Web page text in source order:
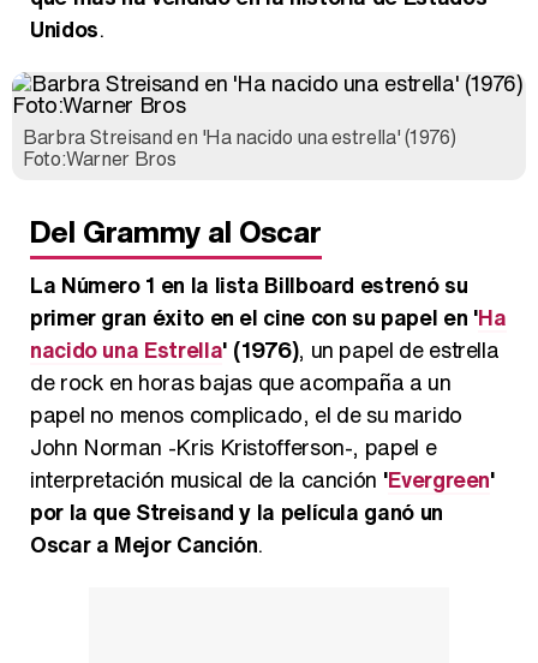
Unidos.
Barbra Streisand en 'Ha nacido una estrella' (1976)
Foto:Warner Bros
Del Grammy al Oscar
La Número 1 en la lista Billboard estrenó su
primer gran éxito en el cine con su papel en 'Ha
nacido una Estrella' (1976), un papel de estrella
de rock en horas bajas que acompaña a un
papel no menos complicado, el de su marido
John Norman -Kris Kristofferson-, papel e
interpretación musical de la canción 'Evergreen'
por la que Streisand y la película ganó un
Oscar a Mejor Canción.